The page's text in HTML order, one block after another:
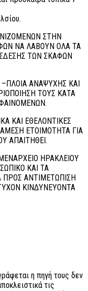
ΣΤΗΝ
ΝΑ ΛΑΒΟΥΝ ΟΛΑ ΤΑ
ΤΩΝ ΣΚΑΦΩΝ
ΑΝΑΨΥΧΗΣ ΚΑΙ
ΤΟΥΣ ΚΑΤΑ
ΚΑΙ ΕΘΕΛΟΝΤΙΚΕΣ
ΕΤΟΙΜΟΤΗΤΑ ΓΙΑ
ΑΠΑΙΤΗΘΕΙ.
ΗΡΑΚΛΕΙΟΥ
ΚΑΙ ΤΑ
ΠΡΟΣ ΑΝΤΙΜΕΤΩΠΙΣΗ
ΚΙΝΔΥΝΕΥΟΝΤΑ
η πηγή τους δεν
τις